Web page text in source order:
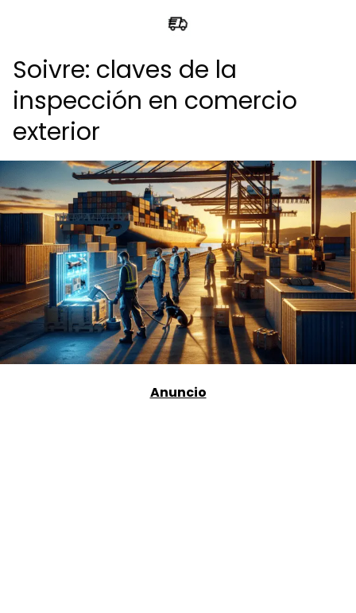
Soivre: claves de la
inspección en comercio
exterior